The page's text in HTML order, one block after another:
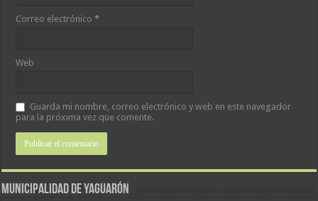
Correo electrónico*
Web
Guarda mi nombre, correo electrónico y web en este navegador
para la próxima vez que comente.
MUNICIPALIDAD DE YAGUARÓN